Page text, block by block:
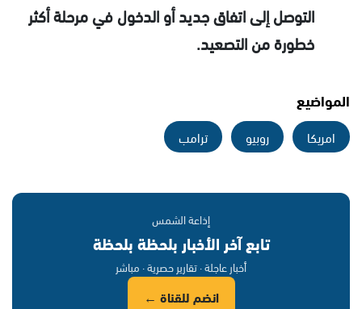
التوصل إلى اتفاق جديد أو الدخول في مرحلة أكثر
خطورة من التصعيد.
المواضيع
امريكا روبيو ترامب
إذاعة الشمس
تابع آخر الأخبار بلحظة بلحظة
أخبار عاجلة · تقارير حصرية · مباشر
انضم للقناة ←